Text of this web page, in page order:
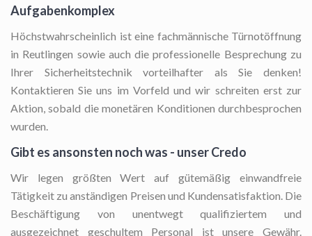
Aufgabenkomplex
Höchstwahrscheinlich ist eine fachmännische Türnotöffnung
in Reutlingen sowie auch die professionelle Besprechung zu
Ihrer Sicherheitstechnik vorteilhafter als Sie denken!
Kontaktieren Sie uns im Vorfeld und wir schreiten erst zur
Aktion, sobald die monetären Konditionen durchbesprochen
wurden.
Gibt es ansonsten noch was - unser Credo
Wir legen größten Wert auf gütemäßig einwandfreie
Tätigkeit zu anständigen Preisen und Kundensatisfaktion. Die
Beschäftigung von unentwegt qualifiziertem und
ausgezeichnet geschultem Personal ist unsere Gewähr.